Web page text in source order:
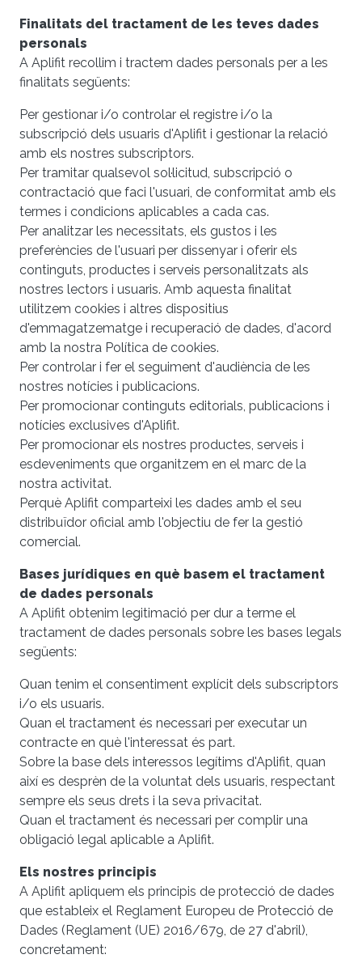
Finalitats del tractament de les teves dades
personals
A Aplifit recollim i tractem dades personals per a les
finalitats següents:
Per gestionar i/o controlar el registre i/o la
subscripció dels usuaris d'Aplifit i gestionar la relació
amb els nostres subscriptors.
Per tramitar qualsevol sol·licitud, subscripció o
contractació que faci l'usuari, de conformitat amb els
termes i condicions aplicables a cada cas.
Per analitzar les necessitats, els gustos i les
preferències de l'usuari per dissenyar i oferir els
continguts, productes i serveis personalitzats als
nostres lectors i usuaris. Amb aquesta finalitat
utilitzem cookies i altres dispositius
d'emmagatzematge i recuperació de dades, d'acord
amb la nostra Política de cookies.
Per controlar i fer el seguiment d'audiència de les
nostres notícies i publicacions.
Per promocionar continguts editorials, publicacions i
notícies exclusives d'Aplifit.
Per promocionar els nostres productes, serveis i
esdeveniments que organitzem en el marc de la
nostra activitat.
Perquè Aplifit comparteixi les dades amb el seu
distribuïdor oficial amb l'objectiu de fer la gestió
comercial.
Bases jurídiques en què basem el tractament
de dades personals
A Aplifit obtenim legitimació per dur a terme el
tractament de dades personals sobre les bases legals
següents:
Quan tenim el consentiment explícit dels subscriptors
i/o els usuaris.
Quan el tractament és necessari per executar un
contracte en què l'interessat és part.
Sobre la base dels interessos legítims d'Aplifit, quan
així es desprèn de la voluntat dels usuaris, respectant
sempre els seus drets i la seva privacitat.
Quan el tractament és necessari per complir una
obligació legal aplicable a Aplifit.
Els nostres principis
A Aplifit apliquem els principis de protecció de dades
que estableix el Reglament Europeu de Protecció de
Dades (Reglament (UE) 2016/679, de 27 d'abril),
concretament: